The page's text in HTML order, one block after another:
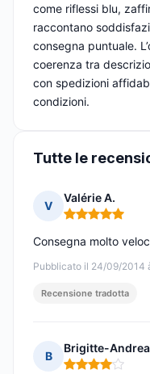
come riflessi blu,
raccontano
consegna puntuale.
coerenza tra
con spedizioni
condizioni.
Tutte le
V
Valérie A.
Nota: 5 su 5
Pubblicato il 24/09/2014
Consegna molto
Recensione tradotta
B
Brigitte-
Nota: 4 su 5